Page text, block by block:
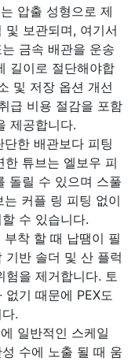
압출 성형으로 제
및 보관되며, 여기서
금속 배관을 운송
길이로 절단해야합
및 저장 옵션 개선
급 비용 절감을 포함
제공합니다.
한 배관보다 피팅
한 튜브는 엘보우 피
돌릴 수 있으며 스풀
는 커플 링 피팅 없이
수 있습니다.
부착 할 때 납땜이 필
기반 솔더 및 산 플럭
험을 제거합니다. 토
기 때문에 PEX도
.
일반적인 스케일
수에 노출 될 때 움